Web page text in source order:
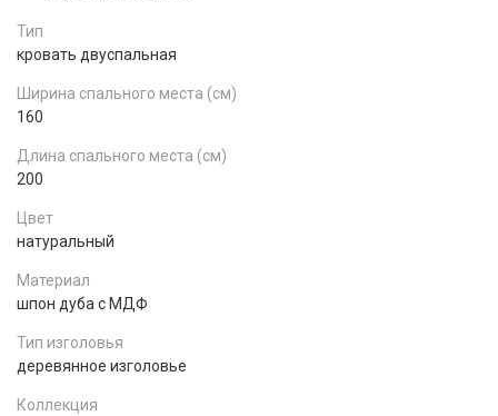
Тип
кровать двуспальная
Ширина спального места (см)
160
Длина спального места (см)
200
Цвет
натуральный
Материал
шпон дуба с МДФ
Тип изголовья
деревянное изголовье
Коллекция